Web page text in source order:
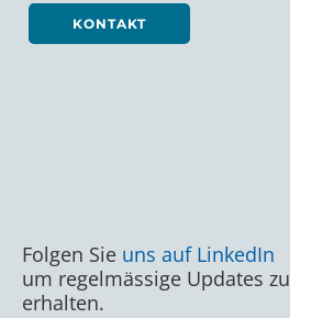
KONTAKT
Folgen Sie uns auf LinkedIn
um regelmässige Updates zu
erhalten.